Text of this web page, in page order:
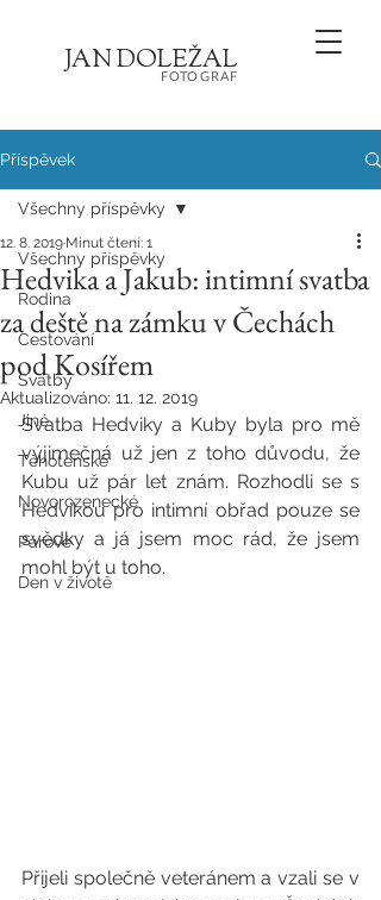
JANDOLEŽAL
FOTOGRAF
Příspěvek
Všechny příspěvky
Rodina
Cestování
Svatby
Jiné
Těhotenské
Novorozenecké
Párové
Den v životě
Všechny příspěvky
Hedvika a Jakub: intimní svatba
za deště na zámku v Čechách
pod Kosířem
12. 8. 2019 Minut čtení: 1
Aktualizováno: 11. 12. 2019
Svatba Hedviky a Kuby byla pro mě
výjimečná už jen z toho důvodu, že
Kubu už pár let znám. Rozhodli se s
Hedvikou pro intimní obřad pouze se
svědky a já jsem moc rád, že jsem
mohl být u toho.
Přijeli společně veteránem a vzali se v